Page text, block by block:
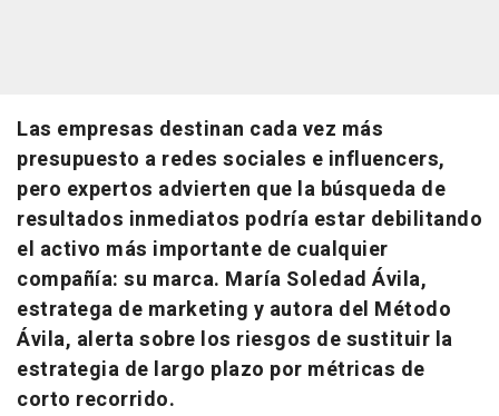
Las empresas destinan cada vez más
presupuesto a redes sociales e influencers,
pero expertos advierten que la búsqueda de
resultados inmediatos podría estar debilitando
el activo más importante de cualquier
compañía: su marca. María Soledad Ávila,
estratega de marketing y autora del Método
Ávila, alerta sobre los riesgos de sustituir la
estrategia de largo plazo por métricas de
corto recorrido.